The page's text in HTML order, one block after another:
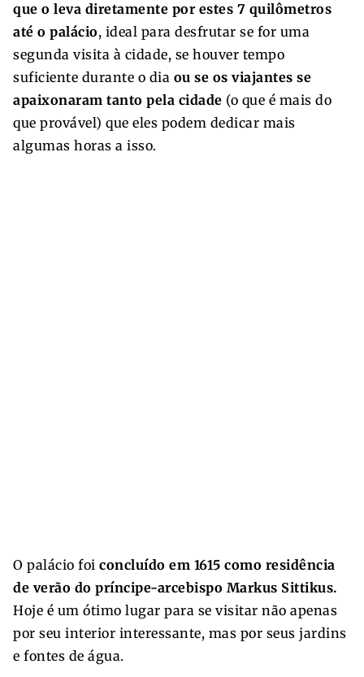
que o leva diretamente por estes 7 quilômetros
até o palácio, ideal para desfrutar se for uma
segunda visita à cidade, se houver tempo
suficiente durante o dia ou se os viajantes se
apaixonaram tanto pela cidade (o que é mais do
que provável) que eles podem dedicar mais
algumas horas a isso.
O palácio foi concluído em 1615 como residência
de verão do príncipe-arcebispo Markus Sittikus.
Hoje é um ótimo lugar para se visitar não apenas
por seu interior interessante, mas por seus jardins
e fontes de água.